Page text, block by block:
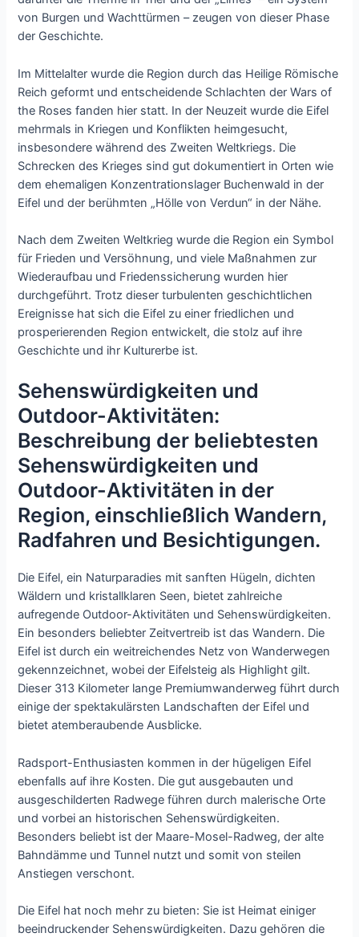
von Burgen und Wachttürmen – zeugen von dieser Phase
der Geschichte.
Im Mittelalter wurde die Region durch das Heilige Römische
Reich geformt und entscheidende Schlachten der Wars of
the Roses fanden hier statt. In der Neuzeit wurde die Eifel
mehrmals in Kriegen und Konflikten heimgesucht,
insbesondere während des Zweiten Weltkriegs. Die
Schrecken des Krieges sind gut dokumentiert in Orten wie
dem ehemaligen Konzentrationslager Buchenwald in der
Eifel und der berühmten „Hölle von Verdun“ in der Nähe.
Nach dem Zweiten Weltkrieg wurde die Region ein Symbol
für Frieden und Versöhnung, und viele Maßnahmen zur
Wiederaufbau und Friedenssicherung wurden hier
durchgeführt. Trotz dieser turbulenten geschichtlichen
Ereignisse hat sich die Eifel zu einer friedlichen und
prosperierenden Region entwickelt, die stolz auf ihre
Geschichte und ihr Kulturerbe ist.
Sehenswürdigkeiten und
Outdoor-Aktivitäten:
Beschreibung der beliebtesten
Sehenswürdigkeiten und
Outdoor-Aktivitäten in der
Region, einschließlich Wandern,
Radfahren und Besichtigungen.
Die Eifel, ein Naturparadies mit sanften Hügeln, dichten
Wäldern und kristallklaren Seen, bietet zahlreiche
aufregende Outdoor-Aktivitäten und Sehenswürdigkeiten.
Ein besonders beliebter Zeitvertreib ist das Wandern. Die
Eifel ist durch ein weitreichendes Netz von Wanderwegen
gekennzeichnet, wobei der Eifelsteig als Highlight gilt.
Dieser 313 Kilometer lange Premiumwanderweg führt durch
einige der spektakulärsten Landschaften der Eifel und
bietet atemberaubende Ausblicke.
Radsport-Enthusiasten kommen in der hügeligen Eifel
ebenfalls auf ihre Kosten. Die gut ausgebauten und
ausgeschilderten Radwege führen durch malerische Orte
und vorbei an historischen Sehenswürdigkeiten.
Besonders beliebt ist der Maare-Mosel-Radweg, der alte
Bahndämme und Tunnel nutzt und somit von steilen
Anstiegen verschont.
Die Eifel hat noch mehr zu bieten: Sie ist Heimat einiger
beeindruckender Sehenswürdigkeiten. Dazu gehören die